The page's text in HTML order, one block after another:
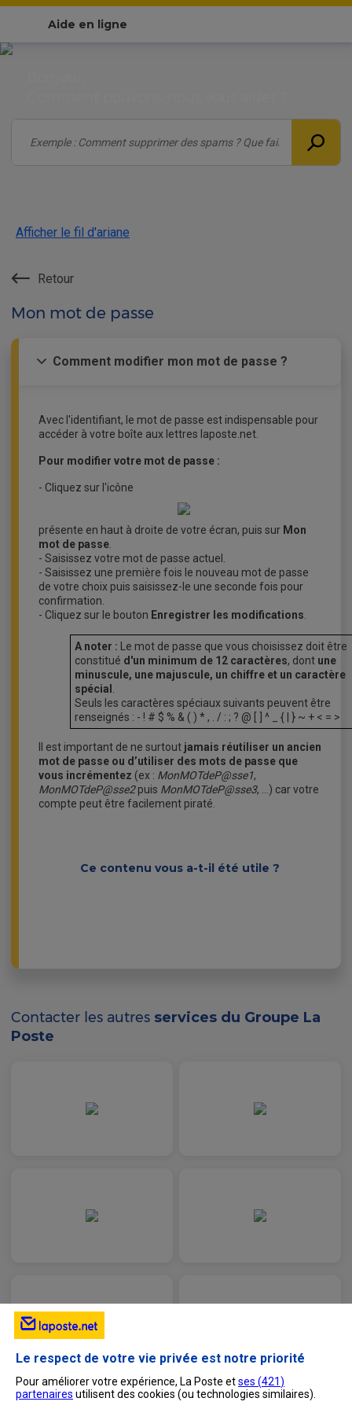
Aide en ligne
Afficher le fil d'ariane
Retour
Mon mot de passe
Comment modifier mon mot de passe ?
Avec l'identifiant, le mot de passe est indispensable pour
accéder à votre boîte aux lettres laposte.net.
Pour modifier votre mot de passe :
- Cliquez sur l'icône
présente en haut à droite de votre écran, puis sur Mon
mot de passe
- Saisissez votre mot de passe actuel.
- Saisissez une première fois le nouveau mot de passe
de votre choix puis saisissez-le une seconde fois pour
confirmation.
- Cliquez sur le bouton Enregistrer les modifications
A noter :
Le mot de passe que vous choisissez doit être
constitué d'un minimum de 12 caractères, dont une
minuscule, une majuscule, un chiffre et un caractère
spécial
Seuls les caractères spéciaux suivants peuvent être
renseignés : - ! # $ % & ( ) * , . / : ; ? @ [ ] ^ _ { | } ~ + < = >
Il est important de ne surtout jamais réutiliser un ancien
mot de passe ou d’utiliser des mots de passe que
vous incrémentez (ex : MonMOTdeP@sse1,
MonMOTdeP@sse2puis MonMOTdeP@sse3, …) car votre
compte peut être facilement piraté.
Ce contenu vous a-t-il été utile ?
Contacter les autres services du Groupe La
Poste
Le respect de votre vie privée est notre priorité
Pour améliorer votre expérience, La Poste etses (421)
partenaires utilisent des cookies (ou technologies similaires).